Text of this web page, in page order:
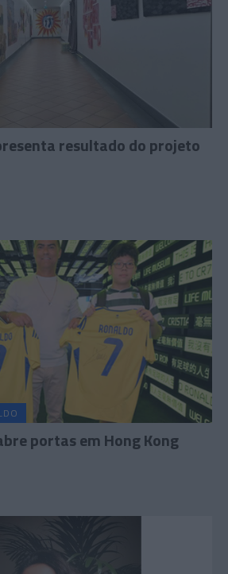
resultado do projeto
portas em Hong Kong